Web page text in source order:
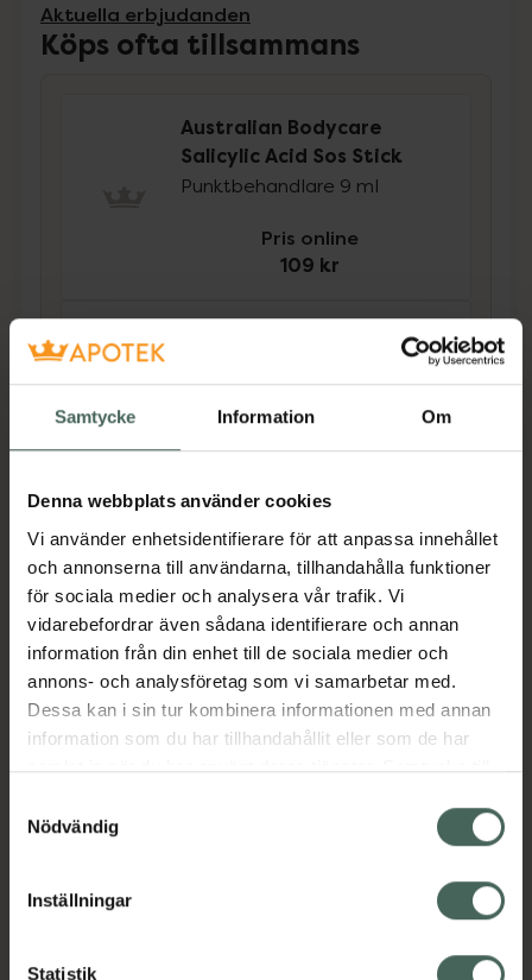
Samtycke Information Om
Denna webbplats använder cookies
Vi använder enhetsidentifierare för att anpassa innehållet
och annonserna till användarna, tillhandahålla funktioner
för sociala medier och analysera vår trafik. Vi
vidarebefordrar även sådana identifierare och annan
information från din enhet till de sociala medier och
annons- och analysföretag som vi samarbetar med.
Dessa kan i sin tur kombinera informationen med annan
information som du har tillhandahållit eller som de har
samlat in när du har använt deras tjänster. Samtycke till
återkalla ditt samtycke via webbplatsens
cookieinställningar. Ett återkallat samtycke påverkar inte
lagligheten av behandling som skett innan återkallelsen.
Nödvändig
Inställningar
Statistik
Aktuella erbjudanden
Köps ofta tillsammans
Australian Bodycare
Salicylic Acid Sos Stick
Punktbehandlare 9 ml
Pris online
109 kr
Salicylic Acid Face Cream
Ansiktskräm 50 ml
Pris online
Köp båda
Beskrivning Dölj
Salicylsyra SOS Stick minskar uppkomsten av
porerna och balanserar talgproduktionen.
Kategorier: